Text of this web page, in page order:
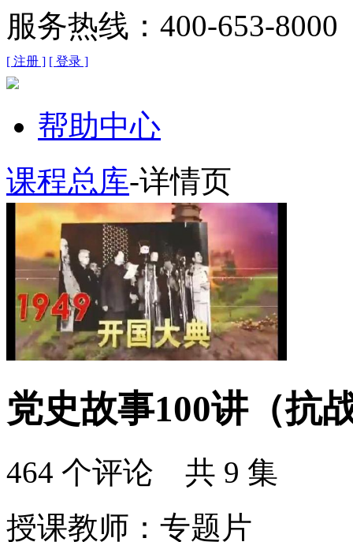
服务热线：400-653-8000
[ 注册 ] [ 登录 ]
帮助中心
课程总库-详情页
党史故事100讲（抗
464 个评论 共 9 集
授课教师：专题片